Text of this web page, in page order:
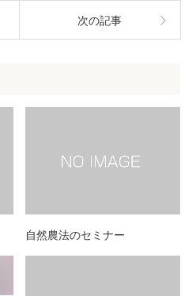
次の記事
自然農法のセミナー